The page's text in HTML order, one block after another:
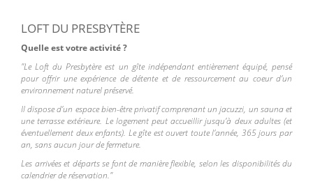
LOFT DU PRESBYTÈRE
Quelle est votre activité ?
"Le Loft du Presbytère est un gîte indépendant entièrement équipé, pensé
pour offrir une expérience de détente et de ressourcement au coeur d’un
environnement naturel préservé.
Il dispose d’un espace bien-être privatif comprenant un jacuzzi, un sauna et
une terrasse extérieure. Le logement peut accueillir jusqu’à deux adultes (et
éventuellement deux enfants). Le gîte est ouvert toute l’année, 365 jours par
an, sans aucun jour de fermeture.
Les arrivées et départs se font de manière flexible, selon les disponibilités du
calendrier de réservation."